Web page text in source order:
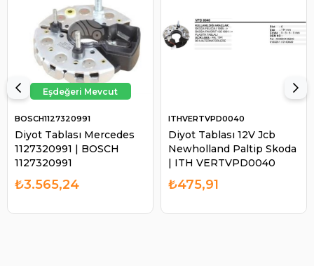
Diyot Tablası Mercedes
1127320991 | BOSCH
1127320991
BOSCH1127320991
₺3.565,24
Diyot Tablası 12V Jcb
Newholland Paltip Skoda
| ITH VERTVPD0040
ITHVERTVPD0040
₺475,91